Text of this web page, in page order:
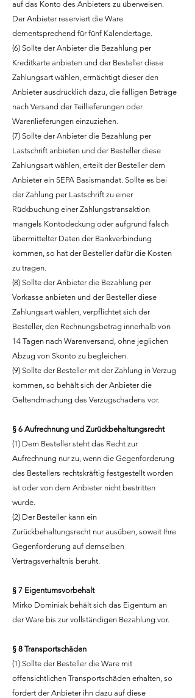
auf das Konto des Anbieters zu überweisen.
Der Anbieter reserviert die Ware
dementsprechend für fünf Kalendertage.
(6) Sollte der Anbieter die Bezahlung per
Kreditkarte anbieten und der Besteller diese
Zahlungsart wählen, ermächtigt dieser den
Anbieter ausdrücklich dazu, die fälligen Beträge
nach Versand der Teillieferungen oder
Warenlieferungen einzuziehen.
(7) Sollte der Anbieter die Bezahlung per
Lastschrift anbieten und der Besteller diese
Zahlungsart wählen, erteilt der Besteller dem
Anbieter ein SEPA Basismandat. Sollte es bei
der Zahlung per Lastschrift zu einer
Rückbuchung einer Zahlungstransaktion
mangels Kontodeckung oder aufgrund falsch
übermittelter Daten der Bankverbindung
kommen, so hat der Besteller dafür die Kosten
zu tragen.
(8) Sollte der Anbieter die Bezahlung per
Vorkasse anbieten und der Besteller diese
Zahlungsart wählen, verpflichtet sich der
Besteller, den Rechnungsbetrag innerhalb von
14 Tagen nach Warenversand, ohne jeglichen
Abzug von Skonto zu begleichen.
(9) Sollte der Besteller mit der Zahlung in Verzug
kommen, so behält sich der Anbieter die
Geltendmachung des Verzugschadens vor.
§ 6 Aufrechnung und Zurückbehaltungsrecht
(1) Dem Besteller steht das Recht zur
Aufrechnung nur zu, wenn die Gegenforderung
des Bestellers rechtskräftig festgestellt worden
ist oder von dem Anbieter nicht bestritten
wurde.
(2) Der Besteller kann ein
Zurückbehaltungsrecht nur ausüben, soweit Ihre
Gegenforderung auf demselben
Vertragsverhältnis beruht.
§ 7 Eigentumsvorbehalt
Mirko Dominiak behält sich das Eigentum an
der Ware bis zur vollständigen Bezahlung vor.
§ 8 Transportschäden
(1) Sollte der Besteller die Ware mit
offensichtlichen Transportschäden erhalten, so
fordert der Anbieter ihn dazu auf diese